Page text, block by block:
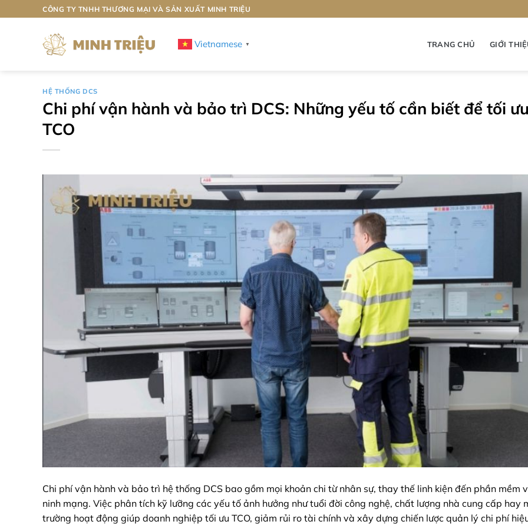
qua
CÔNG TY TNHH THƯƠNG MẠI VÀ SẢN XUẤT MINH TRIỆU
Vietnamese ▼ TRANG CHỦ GIỚI
HỆ THỐNG DCS
Chi phí vận hành và bảo trì DCS: Những yếu tố cần biết để tối
TCO
Chi phí vận hành và bảo trì hệ thống DCS bao gồm mọi khoản chi từ nhân sự, thay thế linh kiện đến phần mềm
ninh mạng. Việc phân tích kỹ lưỡng các yếu tố ảnh hưởng như tuổi đời công nghệ, chất lượng nhà cung cấp hay
trường hoạt động giúp doanh nghiệp tối ưu TCO, giảm rủi ro tài chính và xây dựng chiến lược quản lý chi phí